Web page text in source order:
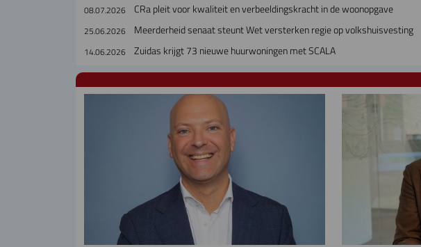
08.07.2026 CRa pleit voor kwaliteit en verbeeldingskracht in de woonopgave
25.06.2026 Meerderheid senaat steunt Wet versterken regie op volkshuisvesting
14.06.2026 Zuidas krijgt 73 nieuwe huurwoningen met SCALA